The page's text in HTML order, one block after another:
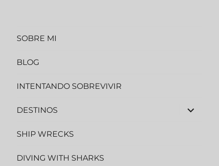
SOBRE MI
BLOG
INTENTANDO SOBREVIVIR
DESTINOS
SHIP WRECKS
DIVING WITH SHARKS